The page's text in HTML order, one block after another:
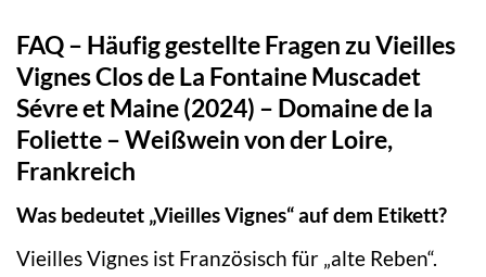
FAQ – Häufig gestellte Fragen zu Vieilles
Vignes Clos de La Fontaine Muscadet
Sévre et Maine (2024) – Domaine de la
Foliette – Weißwein von der Loire,
Frankreich
Was bedeutet „Vieilles Vignes“ auf dem Etikett?
Vieilles Vignes ist Französisch für „alte Reben“.